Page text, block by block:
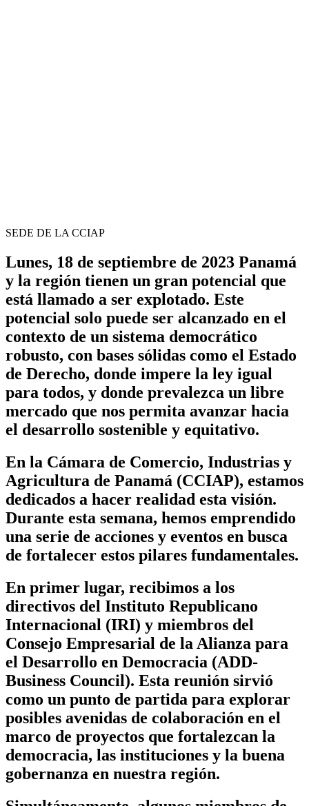
SEDE DE LA CCIAP
Lunes, 18 de septiembre de 2023 Panamá
y la región tienen un gran potencial que
está llamado a ser explotado. Este
potencial solo puede ser alcanzado en el
contexto de un sistema democrático
robusto, con bases sólidas como el Estado
de Derecho, donde impere la ley igual
para todos, y donde prevalezca un libre
mercado que nos permita avanzar hacia
el desarrollo sostenible y equitativo.
En la Cámara de Comercio, Industrias y
Agricultura de Panamá (CCIAP), estamos
dedicados a hacer realidad esta visión.
Durante esta semana, hemos emprendido
una serie de acciones y eventos en busca
de fortalecer estos pilares fundamentales.
En primer lugar, recibimos a los
directivos del Instituto Republicano
Internacional (IRI) y miembros del
Consejo Empresarial de la Alianza para
el Desarrollo en Democracia (ADD-
Business Council). Esta reunión sirvió
como un punto de partida para explorar
posibles avenidas de colaboración en el
marco de proyectos que fortalezcan la
democracia, las instituciones y la buena
gobernanza en nuestra región.